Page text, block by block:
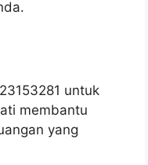
untuk
membantu
yang